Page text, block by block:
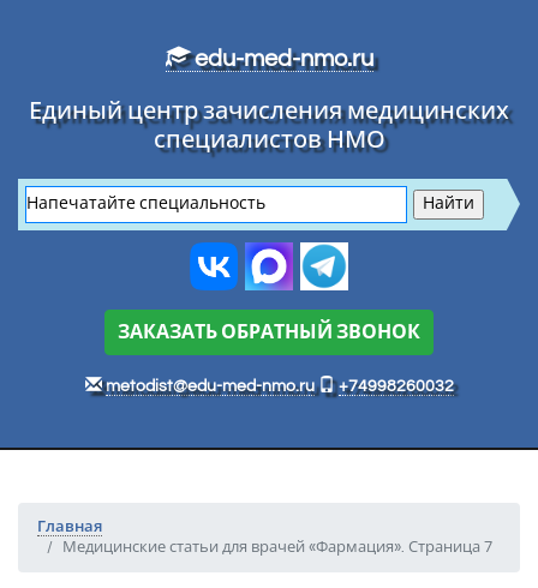
edu-med-nmo.ru
Единый центр зачисления медицинских
специалистов НМО
ЗАКАЗАТЬ ОБРАТНЫЙ ЗВОНОК
metodist@edu-med-nmo.ru +74998260032
Главная
Медицинские статьи для врачей «Фармация». Страница 7